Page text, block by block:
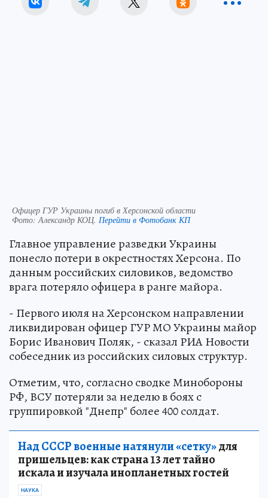
Офицер ГУР Украины погиб в Херсонской области
Фото:Александр КОЦ. Перейти в Фотобанк КП
Главное управление разведки Украины
понесло потери в окрестностях Херсона. По
данным российских силовиков, ведомство
врага потеряло офицера в ранге майора.
- Первого июля на Херсонском направлении
ликвидирован офицер ГУР МО Украины майор
Борис Иванович Поляк, - сказал РИА Новости
собеседник из российских силовых структур.
Отметим, что, согласно сводке Минобороны
РФ, ВСУ потеряли за неделю в боях с
группировкой "Днепр" более 400 солдат.
Над СССР военные натянули «сетку»для
пришельцев: как страна 13 лет тайно
искала и изучала инопланетных гостей
НАУКА